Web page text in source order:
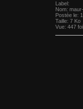
Label:
Nom:
Postée le:
Taille: 7 Ko
Vue: 447